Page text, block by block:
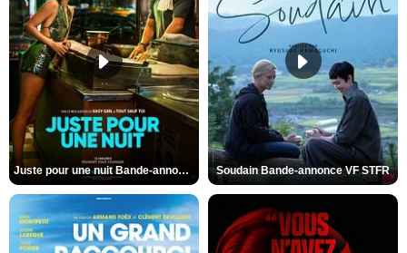
Juste pour une nuit Bande-annonce VO STFR Soudain Bande-annonce VF STFR